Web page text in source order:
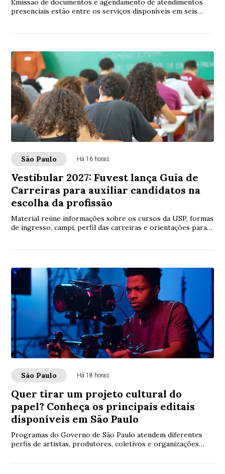
Emissão de documentos e agendamento de atendimentos
presenciais estão entre os serviços disponíveis em seis
São Paulo Há 16 horas
Vestibular 2027: Fuvest lança Guia de
Carreiras para auxiliar candidatos na
escolha da profissão
Material reúne informações sobre os cursos da USP, formas
de ingresso, campi, perfil das carreiras e orientações para o
São Paulo Há 18 horas
Quer tirar um projeto cultural do
papel? Conheça os principais editais
disponíveis em São Paulo
Programas do Governo de São Paulo atendem diferentes
perfis de artistas, produtores, coletivos e organizações